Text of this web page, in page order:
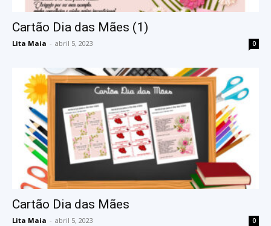
Cartão Dia das Mães (1)
Lita Maia - abril 5, 2023 0
Cartão Dia das Mães
Lita Maia - abril 5, 2023 0